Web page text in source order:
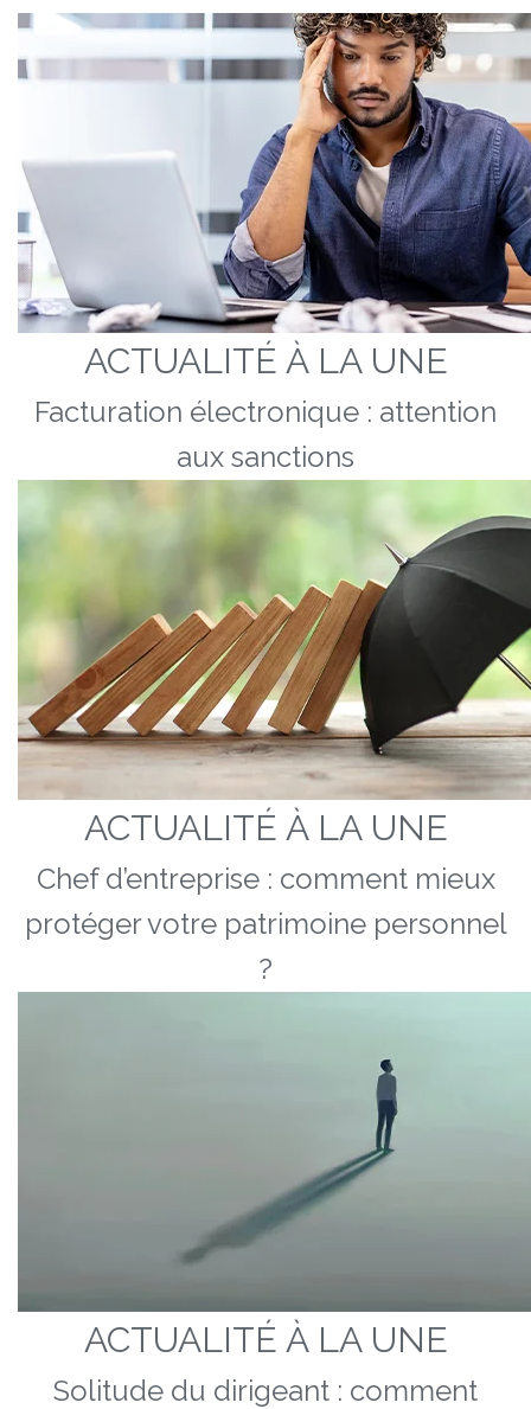
ACTUALITÉ À LA UNE
Facturation électronique : attention
aux sanctions
ACTUALITÉ À LA UNE
Chef d’entreprise : comment mieux
protéger votre patrimoine personnel
?
ACTUALITÉ À LA UNE
Solitude du dirigeant : comment